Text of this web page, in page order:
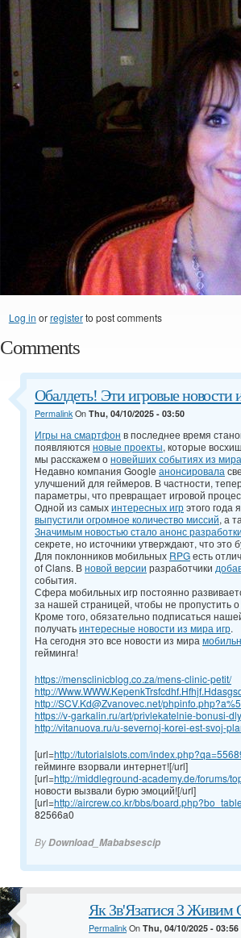
Log in orregisterto post comments
Comments
Обалдеть! Эти игровые новости
PermalinkOn Thu, 04/10/2025 - 03:50
Игры на смартфон в последнее время
появляются новые проекты, которые
мы расскажем оновейших событиях из
Недавно компания Google анонсировала
улучшений для геймеров. В частности,
параметры, что превращает игровой
Одной из самыхинтересных игрэтого года
выпустили огромное количество миссий, а
Значимым новостью стало анонс разработки
секрете, но источники утверждают, что это
Для поклонников мобильных RPGесть
of Clans. Вновой версии разработчики
события.
Сфера мобильных игр постоянно
за нашей страницей, чтобы не пропустить
Кроме того, обязательно подписаться
получатьинтересные новости из мира игр.
На сегодня это все новости из мира
гейминга!
https://mensclinicblog.co.za/mens-clinic-petit/
http://
http://SCV.Kd@Zvanovec.net/
https://v-garkalin.ru/art/privlekatelnie-bonusi-
http://vitanuova.ru/u-severnoj-korei-est-svoj-
[url=http://tutorialslots.com/
гейминге взорвали интернет![/url]
[url=http://middleground-academy.de/forums/
новости вызвали бурю эмоций![/url]
[url=http://aircrew.co.kr/bbs/
82566a0
ByDownload_Mababsescip
Як Зв'Язатися З Живим
PermalinkOn Thu, 04/10/2025 - 03:56